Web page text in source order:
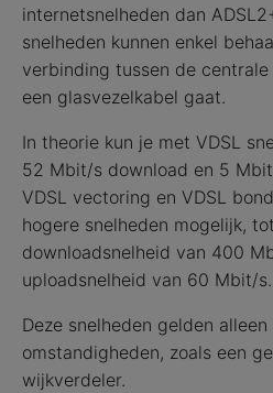
internetsnelheden dan
snelheden kunnen enkel
verbinding tussen de
een glasvezelkabel gaat.
In theorie kun je met VDSL
52 Mbit/s download en 5
VDSL vectoring en VDSL
hogere snelheden mogelijk,
downloadsnelheid van 400
uploadsnelheid van 60 Mbit/s.
Deze snelheden gelden
omstandigheden, zoals een
wijkverdeler.